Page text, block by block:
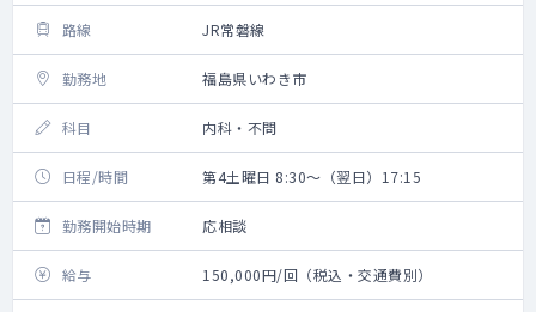
路線 JR常磐線
勤務地 福島県いわき市
科目 内科・不問
日程/時間 第4土曜日 8:30～（翌日）17:15
勤務開始時期 応相談
給与 150,000円/回（税込・交通費別）